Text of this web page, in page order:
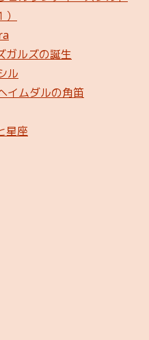
ガルズの誕生
ル
イムダルの角笛
星座